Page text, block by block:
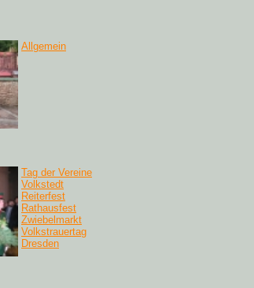
Allgemein
Tag der Vereine
Volkstedt
Reiterfest
Rathausfest
Zwiebelmarkt
Volkstrauertag
Dresden